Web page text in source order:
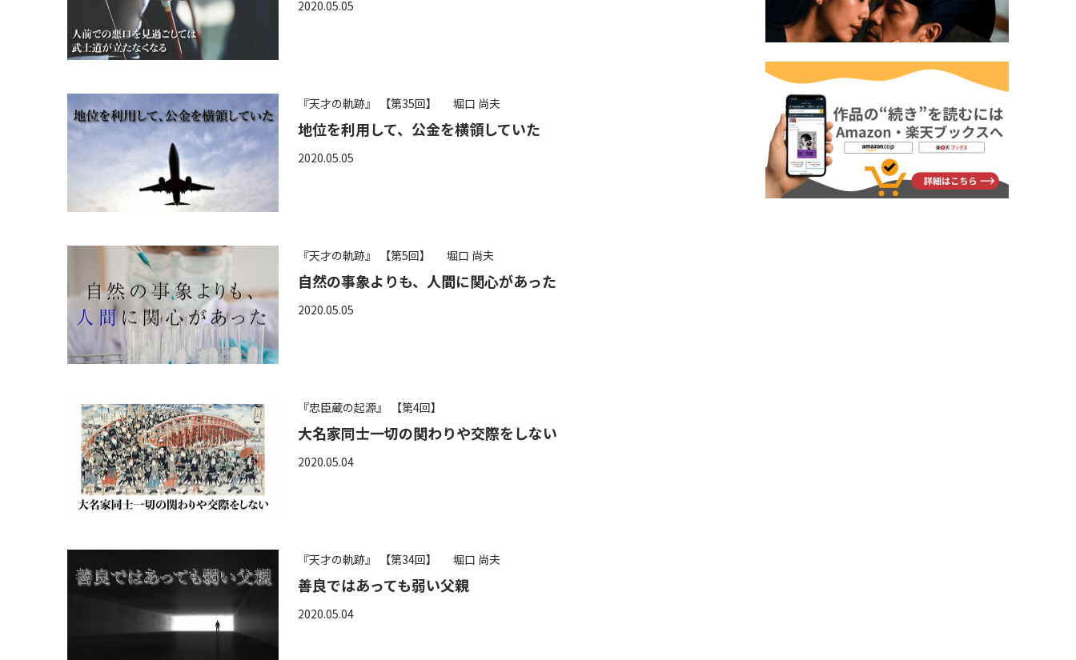
2020.05.05
『天才の軌跡』 【第35回】 堀口 尚夫
地位を利用して、公金を横領していた
2020.05.05
『天才の軌跡』 【第5回】 堀口 尚夫
自然の事象よりも、人間に関心があった
2020.05.05
『忠臣蔵の起源』 【第4回】
大名家同士一切の関わりや交際をしない
2020.05.04
『天才の軌跡』 【第34回】 堀口 尚夫
善良ではあっても弱い父親
2020.05.04